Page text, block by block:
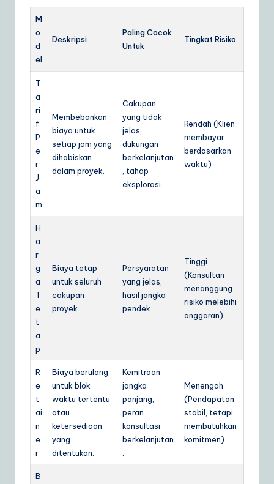
M
o
d
el
Deskripsi
Paling Cocok
Untuk
Tingkat Risiko
T
a
ri
f
P
e
r
J
a
m
Membebankan
biaya untuk
setiap jam yang
dihabiskan
dalam proyek.
Cakupan
yang tidak
jelas,
dukungan
berkelanjutan
, tahap
eksplorasi.
Rendah (Klien
membayar
berdasarkan
waktu)
H
a
r
g
a
T
e
t
a
p
Biaya tetap
untuk seluruh
cakupan
proyek.
Persyaratan
yang jelas,
hasil jangka
pendek.
Tinggi
(Konsultan
menanggung
risiko melebihi
anggaran)
R
e
t
ai
n
e
r
Biaya berulang
untuk blok
waktu tertentu
atau
ketersediaan
yang
ditentukan.
Kemitraan
jangka
panjang,
peran
konsultasi
berkelanjutan
Menengah
(Pendapatan
stabil, tetapi
membutuhkan
komitmen)
B